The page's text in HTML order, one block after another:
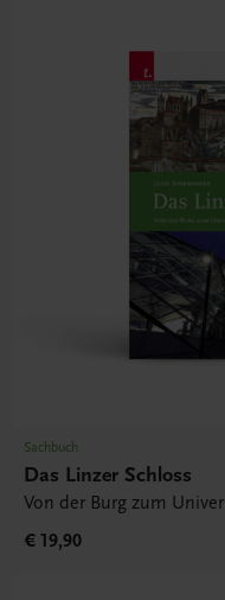
Sachbuch
Das Linzer Schloss
Von der Burg zum
€ 19,90